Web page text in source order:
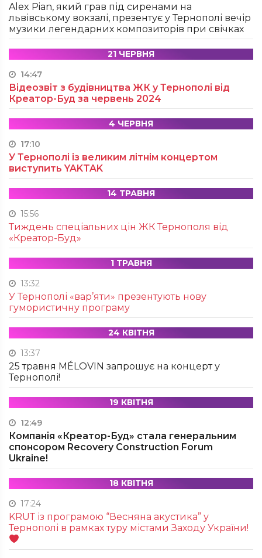
Alex Pian, який грав під сиренами на
львівському вокзалі, презентує у Тернополі вечір
музики легендарних композиторів при свічках
21 ЧЕРВНЯ
14:47
Відеозвіт з будівництва ЖК у Тернополі від
Креатор-Буд за червень 2024
4 ЧЕРВНЯ
17:10
У Тернополі із великим літнім концертом
виступить YAKTAK
14 ТРАВНЯ
15:56
Тиждень спеціальних цін ЖК Тернополя від
«Креатор-Буд»
1 ТРАВНЯ
13:32
У Тернополі «вар’яти» презентують нову
гумористичну програму
24 КВІТНЯ
13:37
25 травня MÉLOVIN запрошує на концерт у
Тернополі!
19 КВІТНЯ
12:49
Компанія «Креатор-Буд» стала генеральним
спонсором Recovery Construction Forum
Ukraine!
18 КВІТНЯ
17:24
KRUТ із програмою “Весняна акустика” у
Тернополі в рамках туру містами Заходу України!